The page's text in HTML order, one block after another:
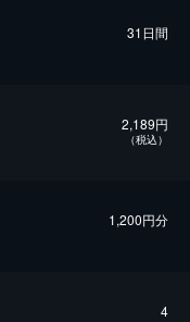
31日間
2,189円
（税込）
1,200円分
4